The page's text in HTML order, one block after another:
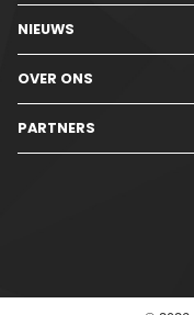
NIEUWS
OVER ONS
PARTNERS